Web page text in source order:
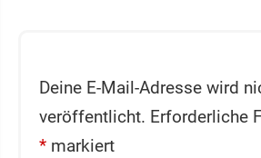
Deine E-Mail-Adresse wird
veröffentlicht. Erforderliche
* markiert